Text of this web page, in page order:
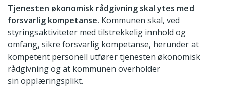
Tjenesten økonomisk rådgivning skal ytes med
forsvarlig kompetanse. Kommunen skal, ved
styringsaktiviteter med tilstrekkelig innhold og
omfang, sikre forsvarlig kompetanse, herunder at
kompetent personell utfører tjenesten økonomisk
rådgivning og at kommunen overholder
sin opplæringsplikt.